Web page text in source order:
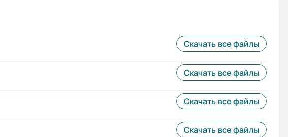
Скачать все файлы
Скачать все файлы
Скачать все файлы
Скачать все файлы